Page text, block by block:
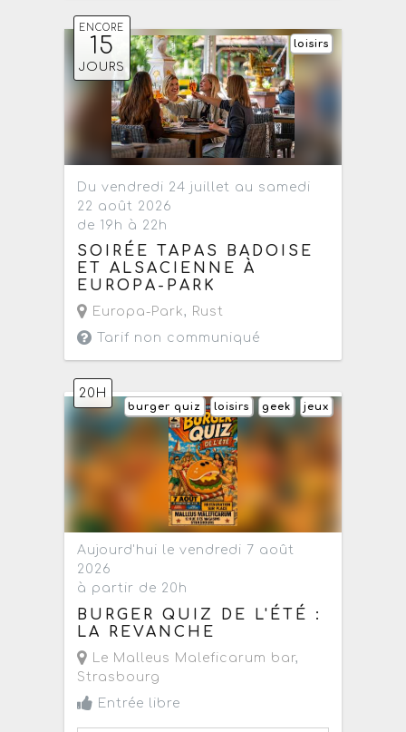
ENCORE
15
JOURS
loisirs
Du vendredi 24 juillet au samedi
22 août 2026
de 19h à 22h
SOIRÉE TAPAS BADOISE
ET ALSACIENNE À
EUROPA-PARK
Europa-Park, Rust
Tarif non communiqué
20H
jeux
geek
loisirs
burger quiz
Aujourd'hui le vendredi 7 août
2026
à partir de 20h
BURGER QUIZ DE L'ÉTÉ :
LA REVANCHE
Le Malleus Maleficarum bar,
Strasbourg
Entrée libre